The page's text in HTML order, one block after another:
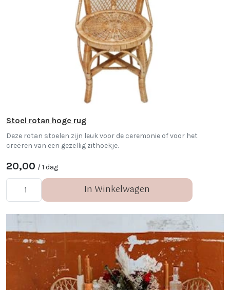
Stoel rotan hoge rug
Deze rotan stoelen zijn leuk voor de ceremonie of voor het
creëren van een gezellig zithoekje.
20,00 / 1 dag
In Winkelwagen